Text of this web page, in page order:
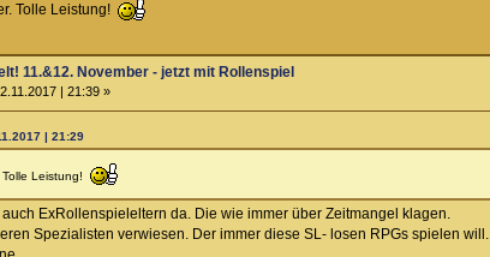
Tolle Leistung!
11.&12. November - jetzt mit Rollenspiel
| 21:39 »
| 21:29
Tolle Leistung!
ExRollenspieleltern da. Die wie immer über Zeitmangel klagen.
Spezialisten verwiesen. Der immer diese SL- losen RPGs spielen will.